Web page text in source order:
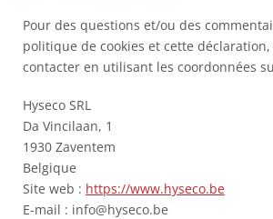
Pour des questions et/ou des
politique de cookies et cette
contacter en utilisant les coordonnées
Hyseco SRL
Da Vincilaan, 1
1930 Zaventem
Belgique
Site web : https://www.hyseco.be
E-mail : info@hyseco.be